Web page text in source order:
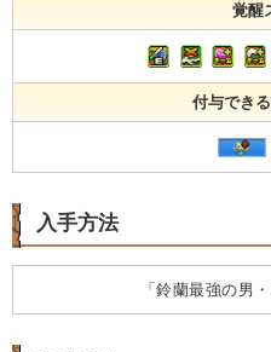
覚醒
付与でき
入手方法
「鈴蘭最強の男